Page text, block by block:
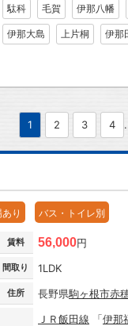
駄科 毛賀 伊那八幡
伊那大島 上片桐 伊那
1 2 3 4
り バス・トイレ別
賃料 56,000円
間取り 1LDK
住所 長野県駒ヶ根市赤
ＪＲ飯田線 「伊那